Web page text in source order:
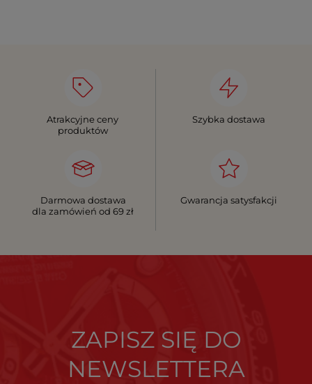
Atrakcyjne ceny
produktów
Szybka dostawa
Darmowa dostawa
dla zamówień od 69 zł
Gwarancja satysfakcji
ZAPISZ SIĘ DO
NEWSLETTERA